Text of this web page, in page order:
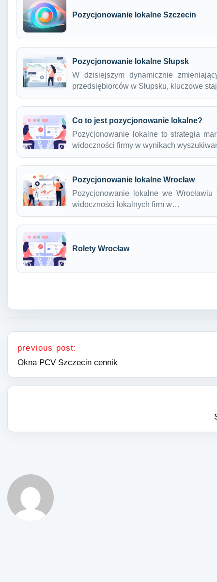
Pozycjonowanie lokalne Szczecin
Pozycjonowanie lokalne Słupsk
W dzisiejszym dynamicznie
przedsiębiorców w Słupsku, kluczowe
Co to jest pozycjonowanie lokalne?
Pozycjonowanie lokalne to strategia
widoczności firmy w wynikach
Pozycjonowanie lokalne Wrocław
Pozycjonowanie lokalne we
widoczności lokalnych firm w…
Rolety Wrocław
Nawigacja wpisu
previous post:
Okna PCV Szczecin cennik